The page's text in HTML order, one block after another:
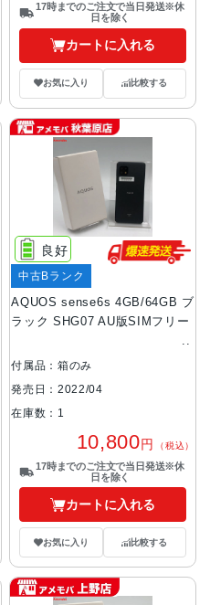
17時までのご注文で当日発送※休
日を除く
カートに入れる
お気に入り 比較する
AQUOS sense6s 4GB/64GB ブ
ラック SHG07 AU版SIMフリー
良好
中古Bランク
付属品：箱のみ
発売日：2022/04
在庫数：1
10,800円 （税込）
17時までのご注文で当日発送※休
日を除く
カートに入れる
お気に入り 比較する